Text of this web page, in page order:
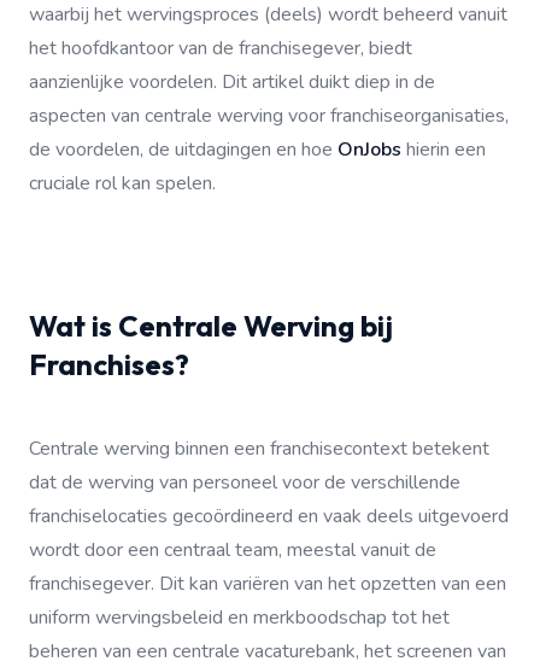
waarbij het wervingsproces (deels) wordt beheerd vanuit
het hoofdkantoor van de franchisegever, biedt
aanzienlijke voordelen. Dit artikel duikt diep in de
aspecten van centrale werving voor franchiseorganisaties,
de voordelen, de uitdagingen en hoe OnJobs hierin een
cruciale rol kan spelen.
Wat is Centrale Werving bij
Franchises?
Centrale werving binnen een franchisecontext betekent
dat de werving van personeel voor de verschillende
franchiselocaties gecoördineerd en vaak deels uitgevoerd
wordt door een centraal team, meestal vanuit de
franchisegever. Dit kan variëren van het opzetten van een
uniform wervingsbeleid en merkboodschap tot het
beheren van een centrale vacaturebank, het screenen van